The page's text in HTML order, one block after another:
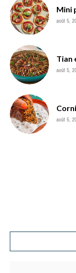
Mini
août 5,
Tian
août 5,
août 5,